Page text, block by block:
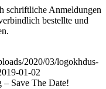
schriftliche Anmeldungen
bestellte und
2020/03/logokhdus-
01-02
Save The Date!